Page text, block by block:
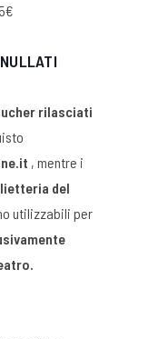
rilasciati
, mentre i
del
utilizzabili per